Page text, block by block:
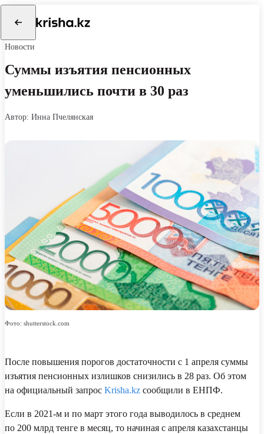
Новости
Суммы изъятия пенсионных
уменьшились почти в 30 раз
автор: Инна Пчелянская
Фото: shutterstock.com
После повышения порогов достаточности с 1 апреля суммы
изъятия пенсионных излишков снизились в 28 раз. Об этом
на официальный запрос Krisha.kz сообщили в ЕНПФ.
Если в 2021-м и по март этого года выводилось в среднем
по 200 млрд тенге в месяц, то начиная с апреля казахстанцы